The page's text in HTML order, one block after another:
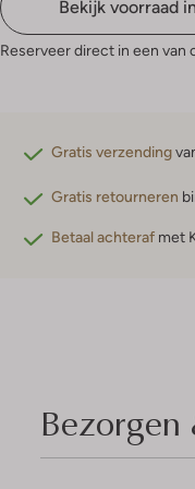
Bekijk voorraad
Reserveer direct in een van
Gratis verzending
Gratis retourneren
Betaal achteraf met